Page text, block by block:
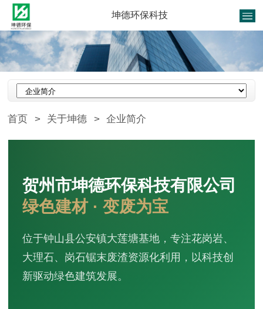
坤德环保科技
首页 > 关于坤德 > 企业简介
贺州市坤德环保科技有限公司
绿色建材 · 变废为宝
位于钟山县公安镇大莲塘基地，专注花岗岩、
大理石、岗石锯末废渣资源化利用，以科技创
新驱动绿色建筑发展。